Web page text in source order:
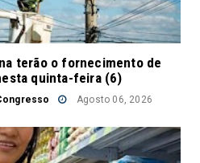
terão o fornecimento de
quinta-feira (6)
Agosto 06, 2026